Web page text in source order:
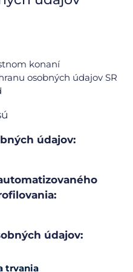
konaní
osobných údajov SR
údajov:
údajov:
trvania